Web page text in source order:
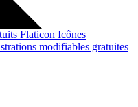
Flaticon Icônes
modifiables gratuites